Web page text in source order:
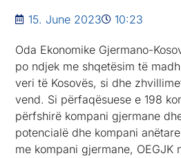
15. June 2023 10:23
Oda Ekonomike Gjermano-
po ndjek me shqetësim të
veri të Kosovës, si dhe
vend. Si përfaqësuese e 198
përfshirë kompani gjermane
potencialë dhe kompani
me kompani gjermane, OEGJK